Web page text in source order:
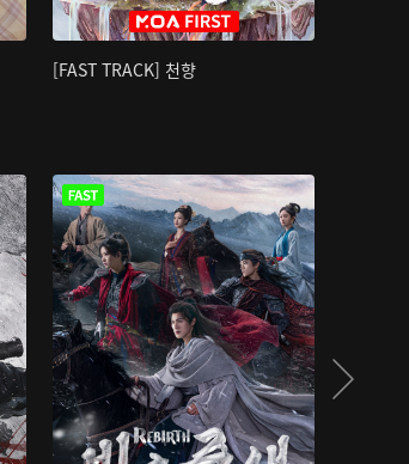
[FAST TRACK] 천향